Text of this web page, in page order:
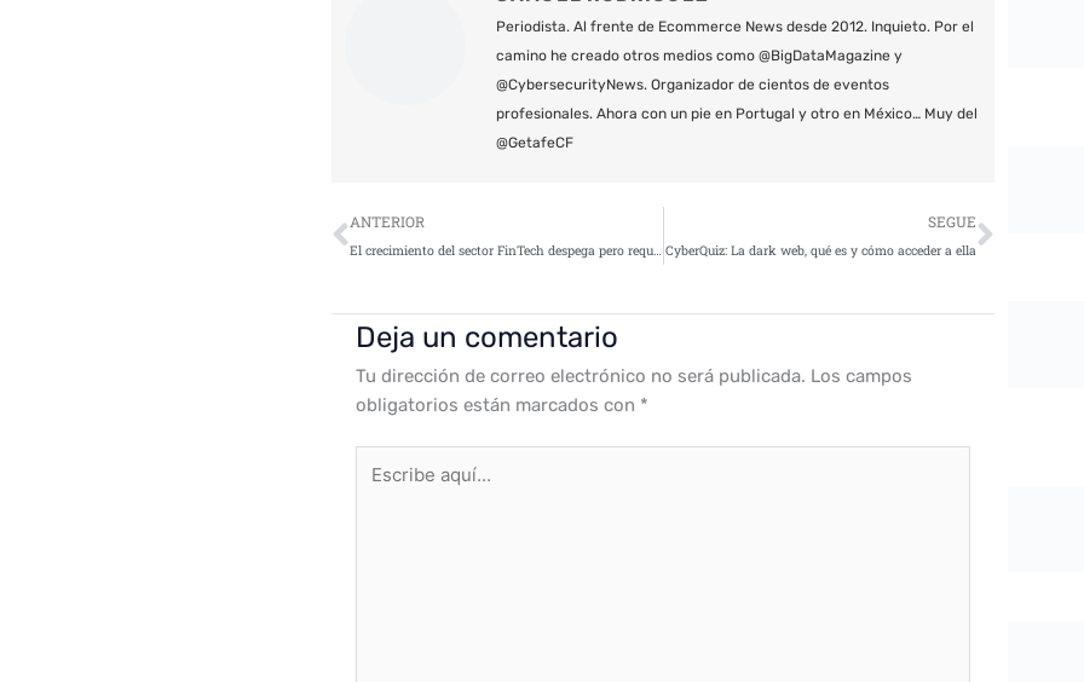
Periodista. Al frente de Ecommerce News desde 2012. Inquieto. Por el
camino he creado otros medios como @BigDataMagazine y
@CybersecurityNews. Organizador de cientos de eventos
profesionales. Ahora con un pie en Portugal y otro en México… Muy del
@GetafeCF
Ant
ANTERIOR SEGUE
CyberQuiz: La dark web, qué es y cómo acceder a ella
Deja un comentario
Tu dirección de correo electrónico no será publicada. Los campos
obligatorios están marcados con *
aquí...